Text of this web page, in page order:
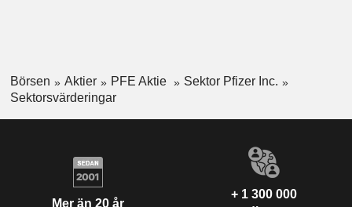
Börsen Aktier PFE Aktie
Sektor Pfizer Inc.
Sektorsvärderingar
Mer än 20 år
+ 1 300 000